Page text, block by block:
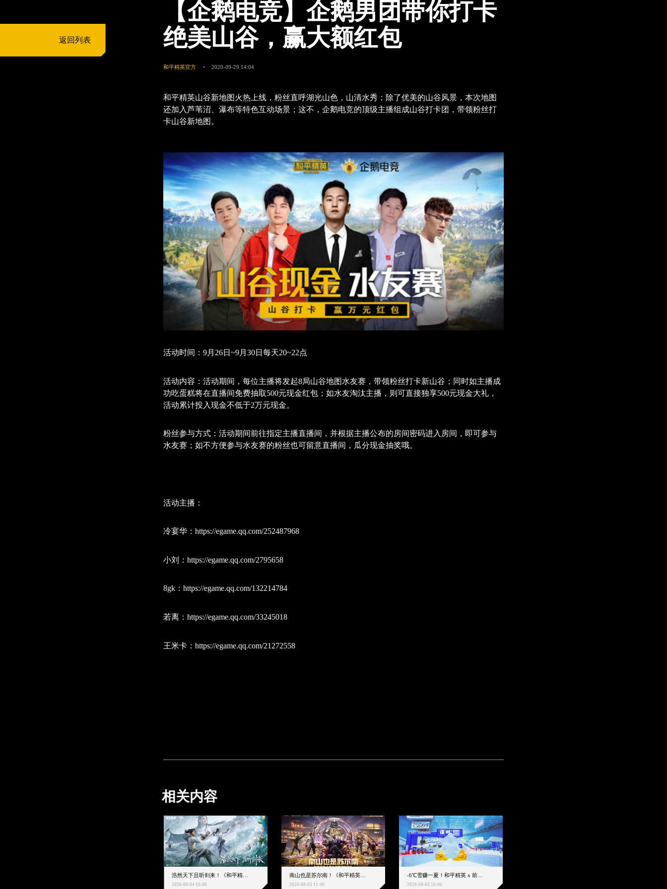
返回列表
【企鹅电竞】企鹅男团带你打卡
绝美山谷，赢大额红包
和平精英官方 2020-09-29 14:04
和平精英山谷新地图火热上线，粉丝直呼湖光山色，山清水秀；除了优美的山谷风景，本次地图
还加入芦苇沼、瀑布等特色互动场景；这不，企鹅电竞的顶级主播组成山谷打卡团，带领粉丝打
卡山谷新地图。
活动时间：9月26日~9月30日每天20~22点
活动内容：活动期间，每位主播将发起8局山谷地图水友赛，带领粉丝打卡新山谷；同时如主播成
功吃蛋糕将在直播间免费抽取500元现金红包；如水友淘汰主播，则可直接独享500元现金大礼，
活动累计投入现金不低于2万元现金。
粉丝参与方式：活动期间前往指定主播直播间，并根据主播公布的房间密码进入房间，即可参与
水友赛；如不方便参与水友赛的粉丝也可留意直播间，瓜分现金抽奖哦。
活动主播：
冷宴华：https://egame.qq.com/252487968
小刘：https://egame.qq.com/2795658
8gk：https://egame.qq.com/132214784
若离：https://egame.qq.com/33245018
王米卡：https://egame.qq.com/21272558
相关内容
2026-08-04 10:00
南山也是苏尔南！《和平精英》地铁逃生2周年爽赚派对重磅来袭
2026-08-03 11:40
-6℃雪赚一夏！和平精英 x 前海冰雪世界 8月潮雪节，万份补给已就位
2026-08-03 10:00